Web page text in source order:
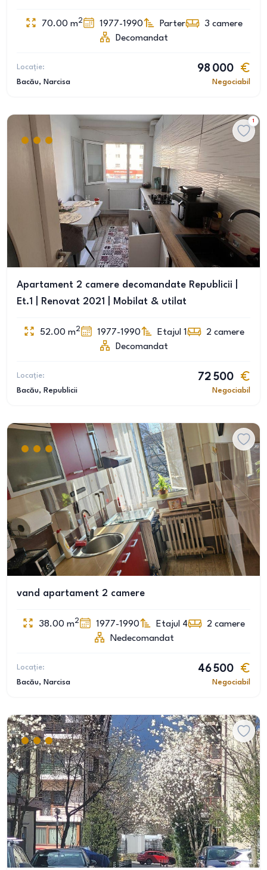
70.00 m2 1977-1990 Parter 3 camere
Decomandat
Locație:
Bacău, Narcisa
98 000
Negociabil
1
Apartament 2 camere decomandate Republicii |
Et.1 | Renovat 2021 | Mobilat & utilat
52.00 m2 1977-1990 Etajul 1 2 camere
Decomandat
Locație:
Bacău, Republicii
72 500
Negociabil
vand apartament 2 camere
38.00 m2 1977-1990 Etajul 4 2 camere
Nedecomandat
Locație:
Bacău, Narcisa
46 500
Negociabil